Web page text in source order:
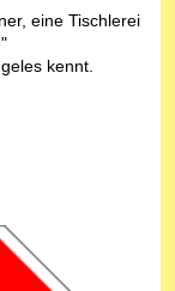
eine Tischlerei
kennt.